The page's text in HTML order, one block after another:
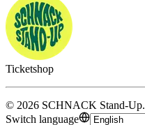
Ticketshop
© 2026 SCHNACK Stand-Up.
Switch language